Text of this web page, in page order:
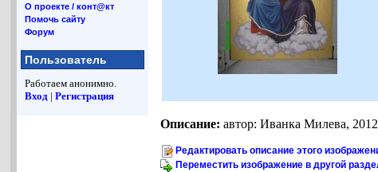
О проекте / конт@кт
Помочь сайту
Форум
Пользователь
Работаем анонимно.
Вход |Регистрация
Описание: автор: Иванка Милева, 2012
Редактировать описание этого
Переместить изображение в другой